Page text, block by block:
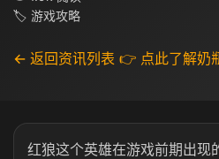
🏷 游戏攻略
← 返回资讯列表 👉 点此了解奶
红狼这个英雄在游戏前期出现